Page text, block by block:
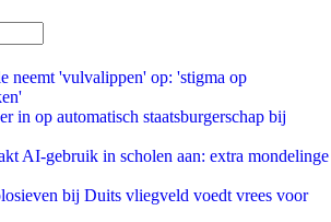
neemt 'vulvalippen' op: 'stigma op
in op automatisch staatsburgerschap bij
AI-gebruik in scholen aan: extra mondelinge
bij Duits vliegveld voedt vrees voor